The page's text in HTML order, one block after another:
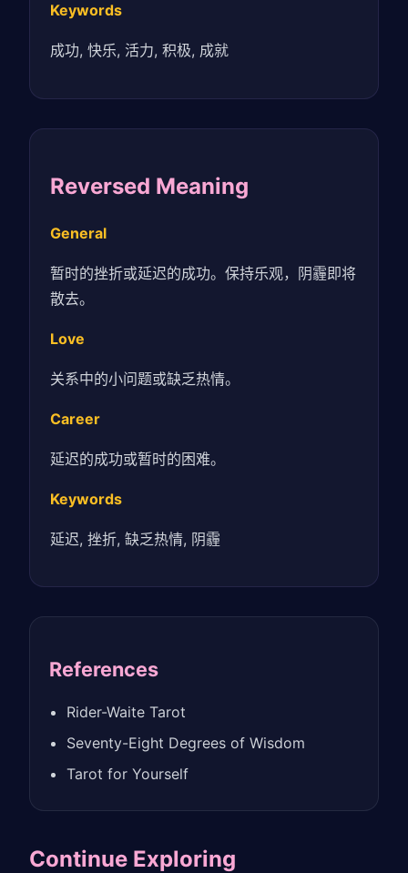
Keywords
成功, 快乐, 活力, 积极, 成就
Reversed Meaning
General
暂时的挫折或延迟的成功。保持乐观，阴霾即将
散去。
Love
关系中的小问题或缺乏热情。
Career
延迟的成功或暂时的困难。
Keywords
延迟, 挫折, 缺乏热情, 阴霾
References
Rider-Waite Tarot
Seventy-Eight Degrees of Wisdom
Tarot for Yourself
Continue Exploring